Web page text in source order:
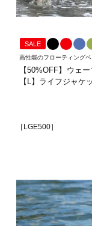
SALE
高性能のフローティングベ
【50%OFF】ウェ
【L】ライフジャケ
［LGE500］